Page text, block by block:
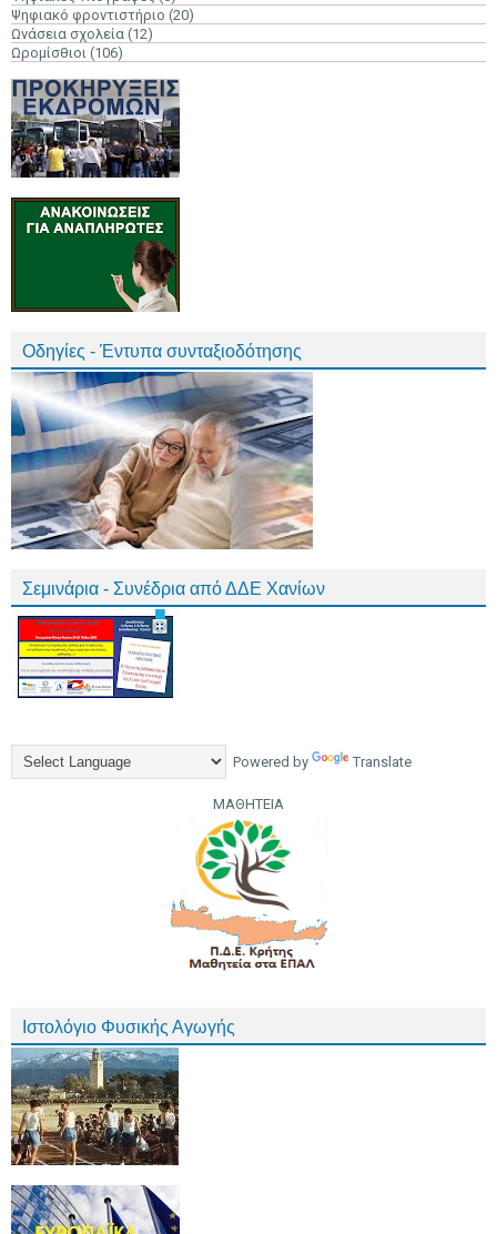
Ψηφιακό φροντιστήριο (20)
Ωνάσεια σχολεία (12)
Ωρομίσθιοι (106)
Οδηγίες - Έντυπα συνταξιοδότησης
Σεμινάρια - Συνέδρια από ΔΔΕ Χανίων
Powered by Translate
ΜΑΘΗΤΕΙΑ
Ιστολόγιο Φυσικής Αγωγής